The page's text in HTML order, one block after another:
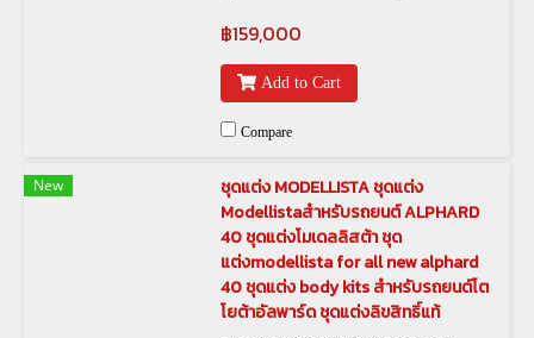
฿159,000
Add to Cart
Compare
New
ชุดแต่ง MODELLISTA ชุดแต่ง
Modellistaสำหรับรถยนต์ ALPHARD
40 ชุดแต่งโมเดลลิสต้า ชุด
แต่งmodellista for all new alphard
40 ชุดแต่ง body kits สำหรับรถยนต์โต
โยต้าอัลพาร์ด ชุดแต่งลิขสิทธิ์แท้